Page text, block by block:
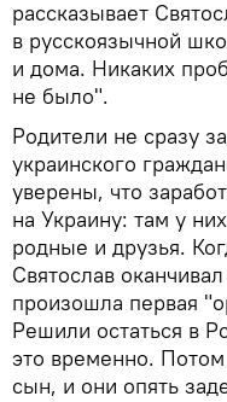
рассказывает
в русскоязычной
и дома. Никаких
не было".
Родители не сразу
украинского
уверены, что
на Украину: там у
родные и друзья.
Святослав
произошла первая
Решили остаться в
это временно.
сын, и они опять